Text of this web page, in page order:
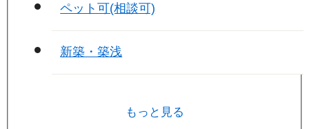
ペット可(相談可)
新築・築浅
もっと見る